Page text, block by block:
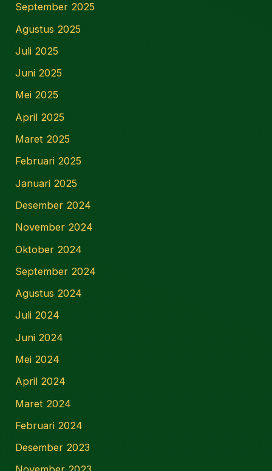
September 2025
Agustus 2025
Juli 2025
Juni 2025
Mei 2025
April 2025
Maret 2025
Februari 2025
Januari 2025
Desember 2024
November 2024
Oktober 2024
September 2024
Agustus 2024
Juli 2024
Juni 2024
Mei 2024
April 2024
Maret 2024
Februari 2024
Desember 2023